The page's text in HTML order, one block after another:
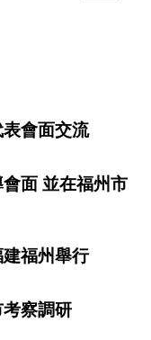
會面交流
面 並在福州市
福州舉行
察調研